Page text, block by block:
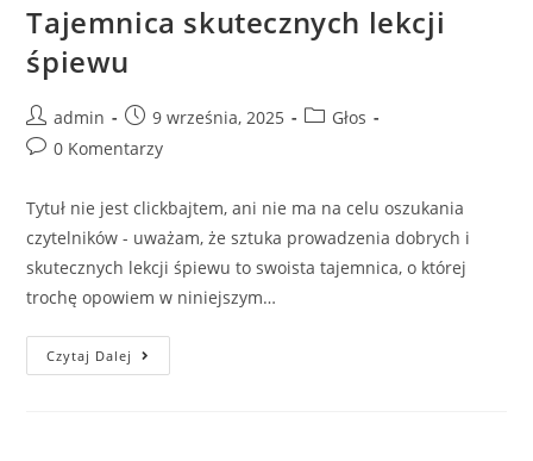
Tajemnica skutecznych lekcji
śpiewu
admin 9 września, 2025
Głos
0 Komentarzy
Tytuł nie jest clickbajtem, ani nie ma na celu oszukania
czytelników - uważam, że sztuka prowadzenia dobrych i
skutecznych lekcji śpiewu to swoista tajemnica, o której
trochę opowiem w niniejszym…
Czytaj Dalej